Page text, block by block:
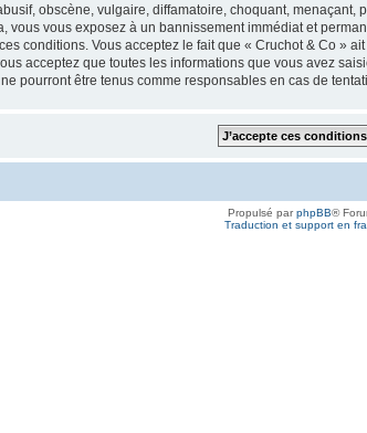
obscène, vulgaire, diffamatoire, choquant,
vous exposez à un bannissement immédiat et
conditions. Vous acceptez le fait que « Cruchot & Co »
acceptez que toutes les informations que vous avez
pourront être tenus comme responsables en cas de
Propulsé parphpBB®
Traduction et support en